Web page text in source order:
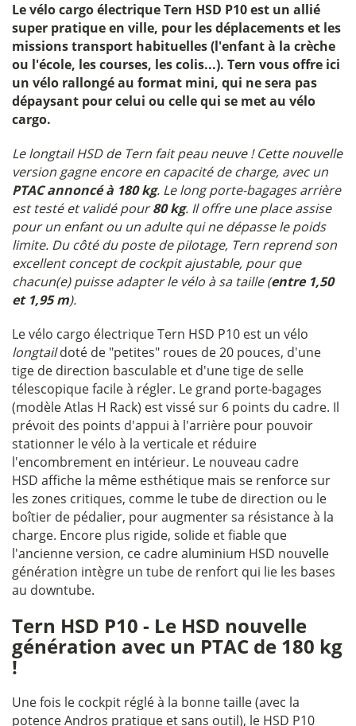
Levélo cargo électrique Tern HSD P10est un allié
super pratique en ville, pour les déplacements et les
missions transport habituelles (l'enfant à la crèche
ou l'école, les courses, les colis...). Tern vous offre ici
un vélo rallongé au format mini, qui ne sera pas
dépaysant pour celui ou celle qui se met au vélo
cargo.
Le longtail HSD de Tern fait peau neuve ! Cette nouvelle
version gagne encore en capacité de charge, avec un
PTAC annoncé à 180 kg. Le long porte-bagages arrière
est testé et validé pour80 kg. Il offre une place assise
pour un enfant ou un adulte qui ne dépasse le poids
limite. Du côté du poste de pilotage, Tern reprend son
excellent concept de cockpit ajustable, pour que
chacun(e) puisse adapter le vélo à sa taille (entre 1,50
et 1,95 m).
Le vélo cargo électrique Tern HSD P10 est un vélo
longtaildoté de "petites" roues de 20 pouces, d'une
tige de direction basculable et d'une tige de selle
télescopique facile à régler. Le grand porte-bagages
(modèle Atlas H Rack) est vissé sur 6 points du cadre. Il
prévoit des points d'appui à l'arrière pour pouvoir
stationner le vélo à la verticale et réduire
l'encombrement en intérieur. Le nouveau cadre
HSD affiche la même esthétique mais se renforce sur
les zones critiques, comme le tube de direction ou le
boîtier de pédalier, pour augmenter sa résistance à la
charge. Encore plus rigide, solide et fiable que
l'ancienne version, ce cadre aluminium HSD nouvelle
génération intègre un tube de renfort qui lie les bases
au downtube.
Tern HSD P10 - Le HSD nouvelle
génération avec un PTAC de 180 kg
!
Une fois le cockpit réglé à la bonne taille (avec la
potence Andros pratique et sans outil), le HSD P10